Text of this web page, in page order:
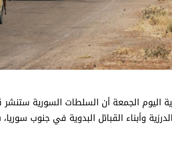
اليوم الجمعة أن السلطات السورية
وأبناء القبائل البدوية في جنوب